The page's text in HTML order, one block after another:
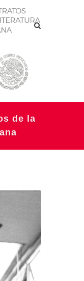
de la